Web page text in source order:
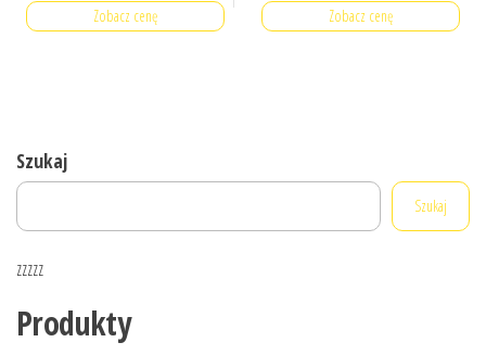
Zobacz cenę Zobacz cenę
Szukaj
Szukaj
zzzzz
Produkty